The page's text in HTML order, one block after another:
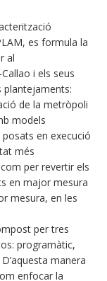
es formula la
al
i els seus
de la metròpoli
models
en execució
més
per revertir els
en major mesura
mesura, en les
per tres
programàtic,
manera
enfocar la